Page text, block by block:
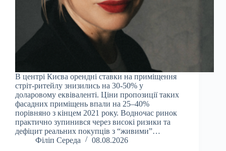
В центрі Києва орендні ставки на приміщення
стріт-ритейлу знизились на 30-50% у
доларовому еквіваленті. Ціни пропозиції таких
фасадних приміщень впали на 25–40%
порівняно з кінцем 2021 року. Водночас ринок
практично зупинився через високі ризики та
дефіцит реальних покупців з “живими”…
Філіп Середа
08.08.2026